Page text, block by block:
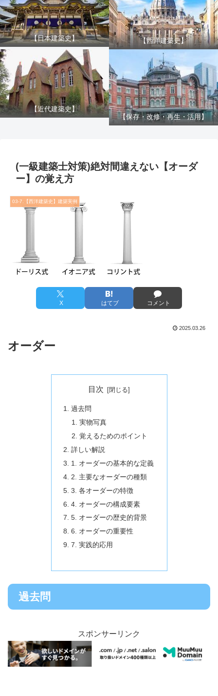
【日本建築史】 【西洋建築史】
【近代建築史】
【保存・改修・再生・活用】
(一級建築士対策)絶対間違えない【オーダ
ー】の覚え方
03-7.【西洋建築史】建築実例
X はてブ コメント
2025.03.26
オーダー
目次
過去問
実物写真
覚えるためのポイント
詳しい解説
1. オーダーの基本的な定義
2. 主要なオーダーの種類
3. 各オーダーの特徴
4. オーダーの構成要素
5. オーダーの歴史的背景
6. オーダーの重要性
7. 実践的応用
過去問
スポンサーリンク